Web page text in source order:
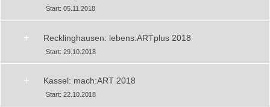
Start: 05.11.2018
+ Recklinghausen: lebens:ARTplus 2018
Start: 29.10.2018
+ Kassel: mach:ART 2018
Start: 22.10.2018